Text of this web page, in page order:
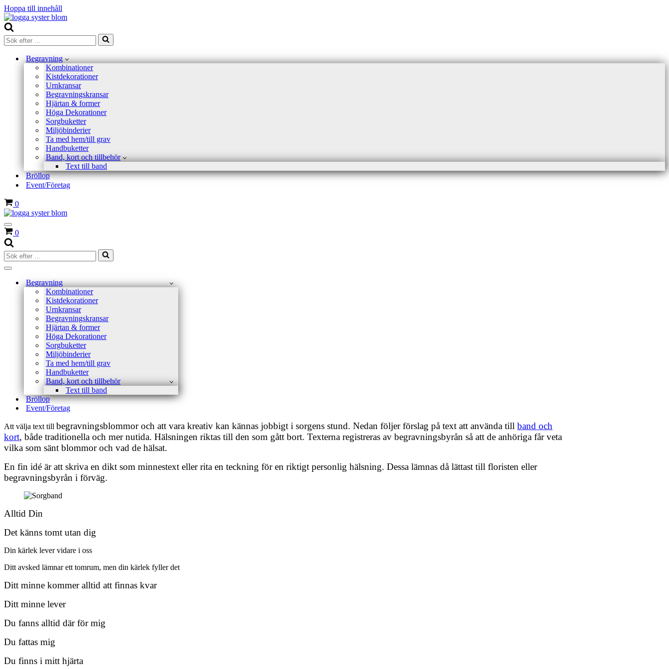
Hoppa till innehåll
Sök
efter
Begravning
Kombinationer
Kistdekorationer
Urnkransar
Begravningskransar
Hjärtan & former
Höga Dekorationer
Sorgbuketter
Miljöbinderier
Ta med hem/till grav
Handbuketter
Band, kort och tillbehör
Text till band
Bröllop
Event/Företag
Varukorg
0
Navigeringsmeny
Varukorg
0
Sök
efter
…Navigeringsmeny
Begravning
Kombinationer
Kistdekorationer
Urnkransar
Begravningskransar
Hjärtan & former
Höga Dekorationer
Sorgbuketter
Miljöbinderier
Ta med hem/till grav
Handbuketter
Band, kort och tillbehör
Text till band
Bröllop
Event/Företag
Att välja text till begravningsblommor och att vara kreativ kan kännas jobbigt i sorgens stund. Nedan följer förslag på text att använda till band och
kort, både traditionella och mer nutida. Hälsningen riktas till den som gått bort. Texterna registreras av begravningsbyrån så att de anhöriga får veta
vilka som sänt blommor och vad de hälsat.
En fin idé är att skriva en dikt som minnestext eller rita en teckning för en riktigt personlig hälsning. Dessa lämnas då lättast till floristen eller
begravningsbyrån i förväg.
Alltid Din
Det känns tomt utan dig
Din kärlek lever vidare i oss
Ditt avsked lämnar ett tomrum, men din kärlek fyller det
Ditt minne kommer alltid att finnas kvar
Ditt minne lever
Du fanns alltid där för mig
Du fattas mig
Du finns i mitt hjärta